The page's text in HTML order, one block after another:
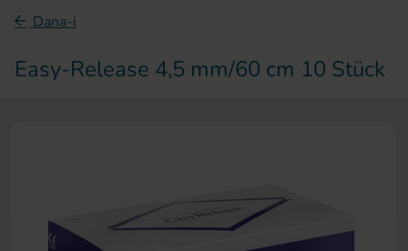
Dana-i
Easy-Release 4,5 mm/60 cm 10 Stück